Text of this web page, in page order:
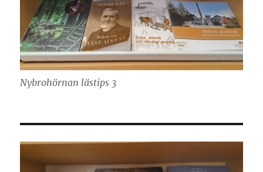
Nybrohörnan lästips 3